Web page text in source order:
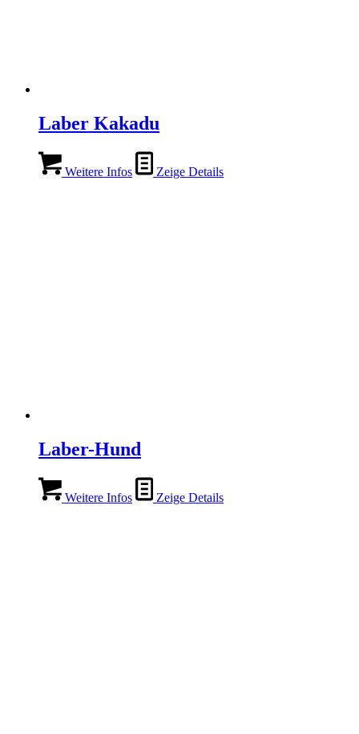
Laber Kakadu
Weitere Infos Zeige Details
Laber-Hund
Weitere Infos Zeige Details